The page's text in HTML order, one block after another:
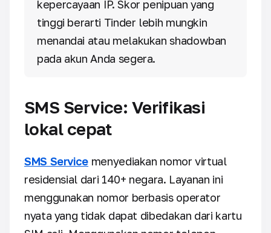
kepercayaan IP. Skor penipuan yang
tinggi berarti Tinder lebih mungkin
menandai atau melakukan shadowban
pada akun Anda segera.
SMS Service: Verifikasi
lokal cepat
SMS Service menyediakan nomor virtual
residensial dari 140+ negara. Layanan ini
menggunakan nomor berbasis operator
nyata yang tidak dapat dibedakan dari kartu